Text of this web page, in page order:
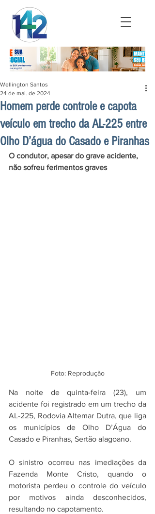
Homem perde controle e capota
veículo em trecho da AL-225 entre
Olho D’água do Casado e Piranhas
Wellington Santos
24 de mai. de 2024
O condutor, apesar do grave acidente,
não sofreu ferimentos graves
Foto: Reprodução
Na noite de quinta-feira (23), um
acidente foi registrado em um trecho da
AL-225, Rodovia Altemar Dutra, que liga
os municípios de Olho D’Água do
Casado e Piranhas, Sertão alagoano.
O sinistro ocorreu nas imediações da
Fazenda Monte Cristo, quando o
motorista perdeu o controle do veículo
por motivos ainda desconhecidos,
resultando no capotamento.